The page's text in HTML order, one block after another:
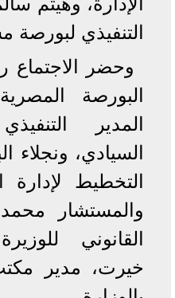
التنفيذي
وحضر الاجتماع
البورصة
المدير
السيادي، ونجلاء
التخطيط لإدارة
والمستشار محمد
القانوني
خيرت، مدير